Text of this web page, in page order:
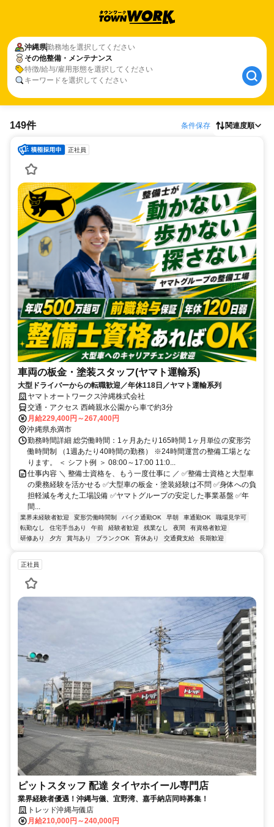
沖縄県勤務地を選択してください
その他整備・メンテナンス
特徴/給与/雇用形態を選択してください
キーワードを選択してください
149件 条件保存 関連度順
正社員
車両の板金・塗装スタッフ(ヤマト運輸系)
大型ドライバーからの転職歓迎／年休118日／ヤマト運輸系列
ヤマトオートワークス沖縄株式会社
交通・アクセス 西崎親水公園から車で約3分
月給229,400円～267,400円
沖縄県糸満市
勤務時間詳細 総労働時間：1ヶ月あたり165時間 1ヶ月単位の変形労
働時間制 （1週あたり40時間の勤務） ※24時間運営の整備工場とな
ります。 ＜ シフト例 ＞ 08:00～17:00 11:0...
仕事内容 ＼ 整備士資格を、もう一度仕事に ／ ✅整備士資格と大型車
の乗務経験を活かせる ✅大型車の板金・塗装経験は不問 ✅身体への負
担軽減を考えた工場設備 ✅ヤマトグループの安定した事業基盤 ✅年
間...
業界未経験者歓迎 変形労働時間制 バイク通勤OK 早朝 車通勤OK
職場見学可
転勤なし
住宅手当あり 午前 経験者歓迎 残業なし 夜間
有資格者歓迎
研修あり
夕方 賞与あり ブランクOK 育休あり 交通費支給 長期歓迎
正社員
ピットスタッフ 配達 タイヤホイール専門店
業界経験者優遇！沖縄与儀、宜野湾、嘉手納店同時募集！
トレッド沖縄与儀店
月給210,000円～240,000円